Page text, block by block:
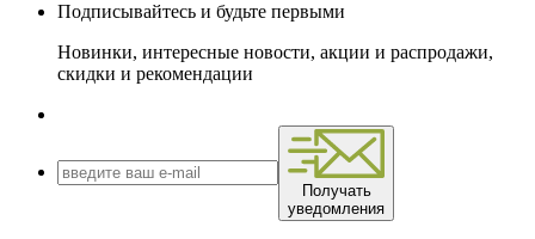
Подписывайтесь и будьте первыми
Новинки, интересные новости, акции и распродажи,
скидки и рекомендации
Получать
уведомления